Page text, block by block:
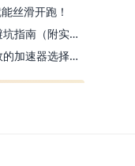
丝滑开跑！
比利时怎么玩倩女幽魂？海外党国服游戏加速避坑指南（附实测推荐）
在欧洲怎么玩穿越火线不卡顿？老玩家亲测有效的加速器选择指南